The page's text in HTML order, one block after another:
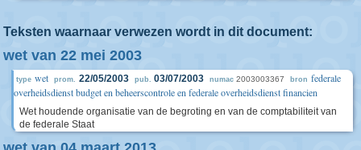
Teksten waarnaar verwezen wordt in dit document:
wet van 22 mei 2003
type wet prom. 22/05/2003 pub. 03/07/2003 numac 2003003367 bron federale
overheidsdienst budget en beheerscontrole en federale overheidsdienst financien
Wet houdende organisatie van de begroting en van de comptabiliteit van
de federale Staat